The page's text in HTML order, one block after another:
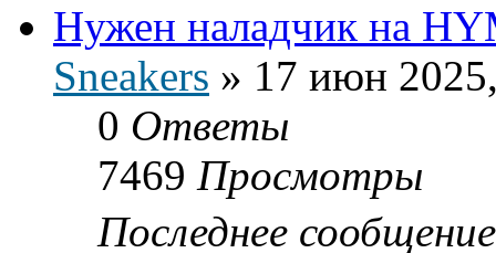
Нужен наладчик на
Sneakers » 17 июн
0 Ответы
7469 Просмотры
Последнее